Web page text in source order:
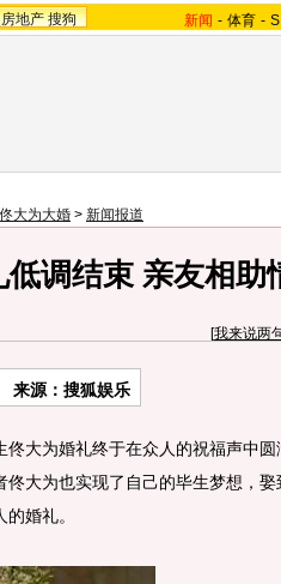
地产 搜狗 新闻 - 体育 - S
佟大为大婚 > 新闻报道
调结束 亲友相助
[我来说两
来源：搜狐娱乐
大为婚礼终于在众人的祝福声中圆
大为也实现了自己的毕生梦想，娶
婚礼。